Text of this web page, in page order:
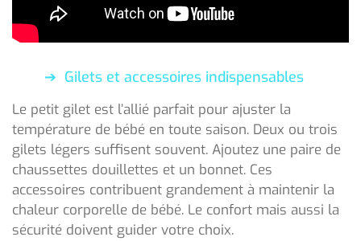
Gilets et accessoires indispensables
Le petit gilet est l’allié parfait pour ajuster la
température de bébé en toute saison. Deux ou trois
gilets légers suffisent souvent. Ajoutez une paire de
chaussettes douillettes et un bonnet. Ces
accessoires contribuent grandement à maintenir la
chaleur corporelle de bébé. Le confort mais aussi la
sécurité doivent guider votre choix.